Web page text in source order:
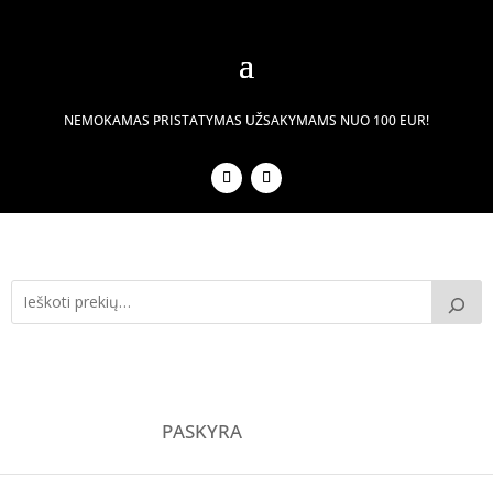
NEMOKAMAS PRISTATYMAS UŽSAKYMAMS NUO 100 EUR!
PASKYRA